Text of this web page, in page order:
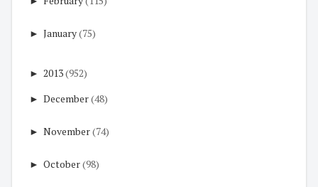
► January(75)
► 2013(952)
► December(48)
► November(74)
► October(98)